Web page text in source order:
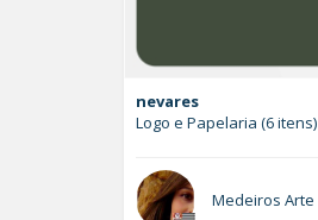
nevares
Logo e Papelaria (6 itens)
Medeiros Arte